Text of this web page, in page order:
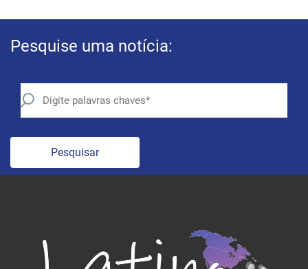
Pesquise uma notícia:
Pesquisar